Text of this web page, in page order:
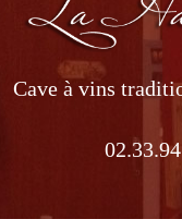
Cave à vins